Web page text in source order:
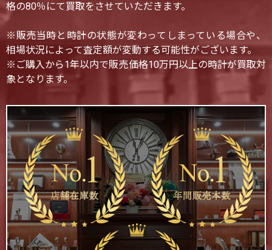
格の80％にて買取をさせていただきます。
※販売当時と時計の状態が変わってしまっている場合や、
相場状況によって査定額が変動する可能性がございます。
※ご購入から1年以内で販売価格10万円以上の時計が買取対
象となります。